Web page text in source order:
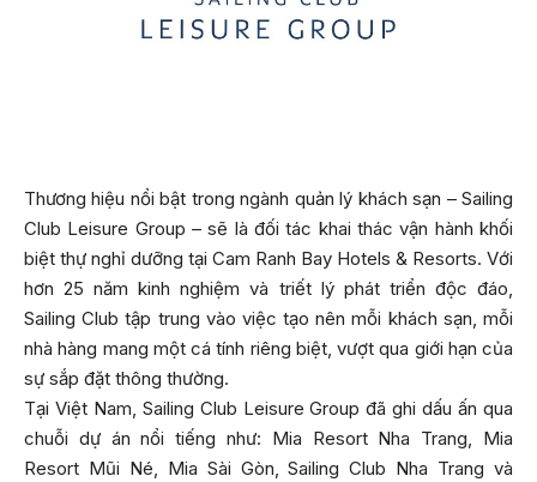
Thương hiệu nổi bật trong ngành quản lý khách sạn – Sailing
Club Leisure Group – sẽ là đối tác khai thác vận hành khối
biệt thự nghỉ dưỡng tại Cam Ranh Bay Hotels & Resorts. Với
hơn 25 năm kinh nghiệm và triết lý phát triển độc đáo,
Sailing Club tập trung vào việc tạo nên mỗi khách sạn, mỗi
nhà hàng mang một cá tính riêng biệt, vượt qua giới hạn của
sự sắp đặt thông thường.
Tại Việt Nam, Sailing Club Leisure Group đã ghi dấu ấn qua
chuỗi dự án nổi tiếng như: Mia Resort Nha Trang, Mia
Resort Mũi Né, Mia Sài Gòn, Sailing Club Nha Trang và